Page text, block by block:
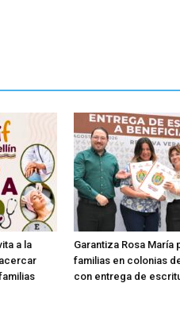
a la
Garantiza Rosa María
familias en colonias
con entrega de